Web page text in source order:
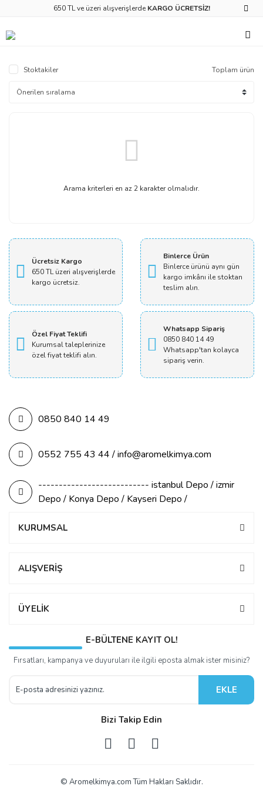
650 TL ve üzeri alışverişlerde KARGO ÜCRETSİZ!
Stoktakiler Toplam ürün
Arama kriterleri en az 2 karakter olmalıdır.
Ücretsiz Kargo
650 TL üzeri alışverişlerde
kargo ücretsiz.
Binlerce Ürün
Binlerce ürünü aynı gün
kargo imkânı ile stoktan
teslim alın.
Özel Fiyat Teklifi
Kurumsal taleplerinize
özel fiyat teklifi alın.
Whatsapp Sipariş
0850 840 14 49
Whatsapp'tan kolayca
sipariş verin.
0850 840 14 49
0552 755 43 44 / info@aromelkimya.com
--------------------------- istanbul Depo / izmir
Depo / Konya Depo / Kayseri Depo /
KURUMSAL
ALIŞVERİŞ
ÜYELİK
E-BÜLTENE KAYIT OL!
Fırsatları, kampanya ve duyuruları ile ilgili eposta almak ister misiniz?
EKLE
Bizi Takip Edin
© Aromelkimya.com Tüm Hakları Saklıdır.